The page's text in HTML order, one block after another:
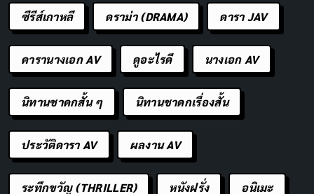
ซีรีส์เกาหลี ดราม่า (DRAMA) ดารา JAV
ดารานางเอก AV ดูอะไรดี นางเอก AV
นิทานชาดกสั้น ๆ นิทานชาดกเรื่องสั้น
ประวัติดารา AV ผลงาน AV
ระทึกขวัญ (THRILLER) หนังฝรั่ง อนิเมะ